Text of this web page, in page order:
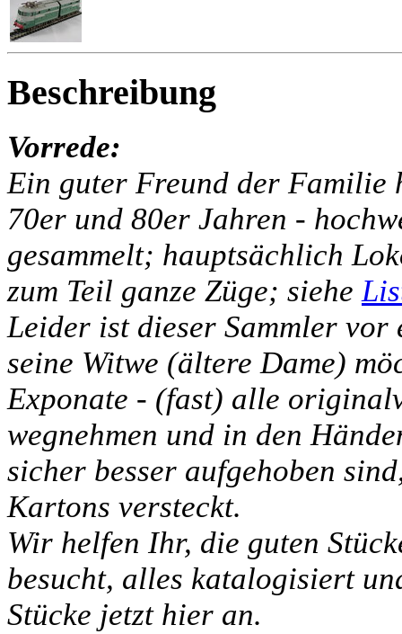
Beschreibung
Vorrede:
Ein guter Freund der
70er und 80er Jahren -
gesammelt; hauptsächlich
zum Teil ganze Züge; siehe
Leider ist dieser Sammler
seine Witwe (ältere Dame)
Exponate - (fast) alle
wegnehmen und in den
sicher besser aufgehoben
Kartons versteckt.
Wir helfen Ihr, die guten
besucht, alles katalogisiert
Stücke jetzt hier an.